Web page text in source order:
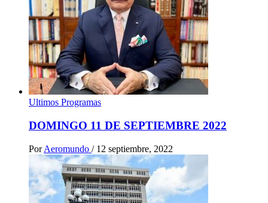
Ultimos Programas
DOMINGO 11 DE SEPTIEMBRE 2022
Por Aeromundo / 12 septiembre, 2022